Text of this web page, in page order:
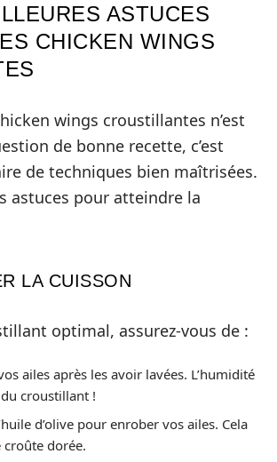
ASTUCES
CHICKEN WINGS
wings croustillantes n’est
de bonne recette, c’est
de techniques bien maîtrisées.
astuces pour atteindre la
LA CUISSON
optimal, assurez-vous de :
ailes après les avoir lavées. L’humidité
croustillant !
d’olive pour enrober vos ailes. Cela
croûte dorée.